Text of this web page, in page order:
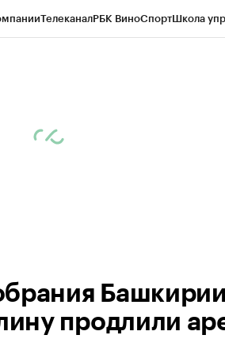
ТелеканалРБК ВиноСпортШкола
Башкирии
продлили